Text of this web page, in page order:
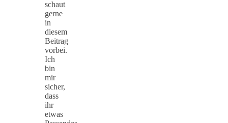
schaut
gerne
in
diesem
Beitrag
vorbei.
Ich
bin
mir
sicher,
dass
ihr
etwas